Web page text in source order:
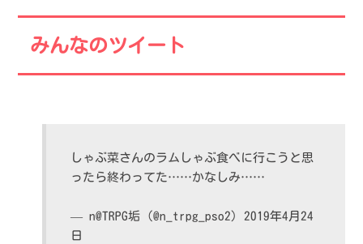
みんなのツイート
しゃぶ菜さんのラムしゃぶ食べに行こうと思
ったら終わってた……かなしみ……
— n@TRPG垢 (@n_trpg_pso2) 2019年4月24
日